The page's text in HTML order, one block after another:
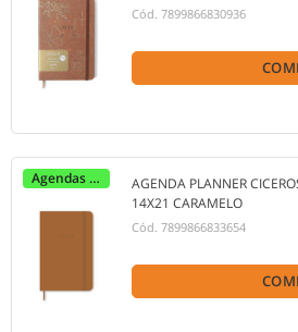
Cód. 7899866830936
Agendas 2027
AGENDA PLANNER
14X21 CARAMELO
Cód. 7899866833654